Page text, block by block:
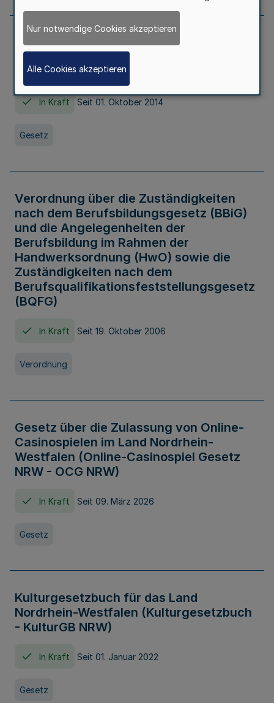
Gesetz über die Hochschulen des Landes
Nordrhein-Westfalen (Hochschulgesetz -
HG)
In Kraft Seit 01. Oktober 2014
Gesetz
Verordnung über die Zuständigkeiten
nach dem Berufsbildungsgesetz (BBiG)
und die Angelegenheiten der
Berufsbildung im Rahmen der
Handwerksordnung (HwO) sowie die
Zuständigkeiten nach dem
Berufsqualifikationsfeststellungsgesetz
(BQFG)
In Kraft Seit 19. Oktober 2006
Verordnung
Gesetz über die Zulassung von Online-
Casinospielen im Land Nordrhein-
Westfalen (Online-Casinospiel Gesetz
NRW - OCG NRW)
In Kraft Seit 09. März 2026
Gesetz
Kulturgesetzbuch für das Land
Nordrhein-Westfalen (Kulturgesetzbuch
- KulturGB NRW)
In Kraft Seit 01. Januar 2022
Gesetz
Nur notwendige Cookies akzeptieren
Alle Cookies akzeptieren